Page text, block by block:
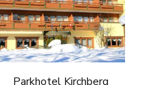
Parkhotel Kirchberg